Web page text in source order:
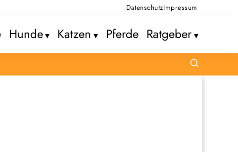
DatenschutzImpressum
Hunde Katzen Pferde Ratgeber